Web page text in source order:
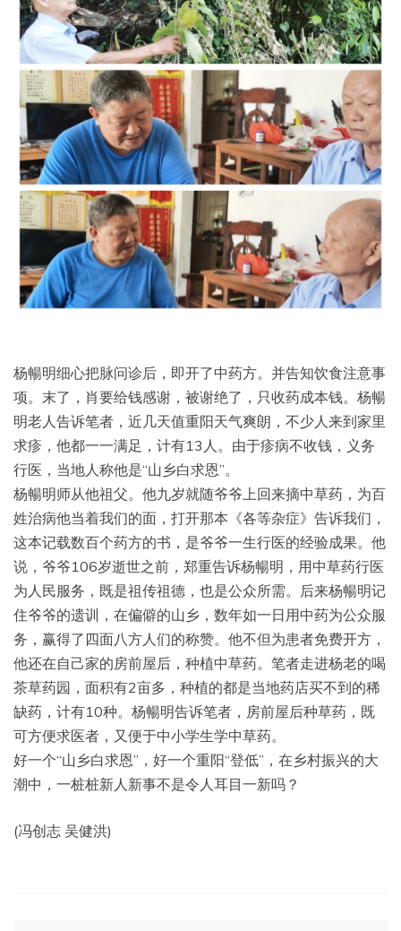
杨暢明细心把脉问诊后，即开了中药方。并告知饮食注意事
项。末了，肖要给钱感谢，被谢绝了，只收药成本钱。杨暢
明老人告诉笔者，近几天值重阳天气爽朗，不少人来到家里
求疹，他都一一满足，计有13人。由于疹病不收钱，义务
行医，当地人称他是“山乡白求恩”。
杨暢明师从他祖父。他九岁就随爷爷上回来摘中草药，为百
姓治病他当着我们的面，打开那本《各等杂症》告诉我们，
这本记载数百个药方的书，是爷爷一生行医的经验成果。他
说，爷爷106岁逝世之前，郑重告诉杨暢明，用中草药行医
为人民服务，既是祖传祖德，也是公众所需。后来杨暢明记
住爷爷的遗训，在偏僻的山乡，数年如一日用中药为公众服
务，赢得了四面八方人们的称赞。他不但为患者免费开方，
他还在自己家的房前屋后，种植中草药。笔者走进杨老的喝
茶草药园，面积有2亩多，种植的都是当地药店买不到的稀
缺药，计有10种。杨暢明告诉笔者，房前屋后种草药，既
可方便求医者，又便于中小学生学中草药。
好一个“山乡白求恩”，好一个重阳“登低”，在乡村振兴的大
潮中，一桩桩新人新事不是令人耳目一新吗？
(冯创志 吴健洪)